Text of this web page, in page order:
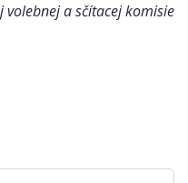
volebnej a sčítacej komisie